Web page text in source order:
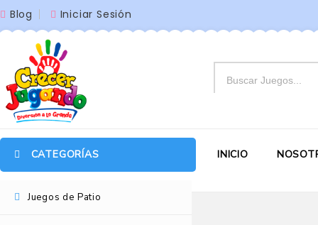
Blog Iniciar Sesión
CATEGORÍAS
Juegos de Patio
INICIO